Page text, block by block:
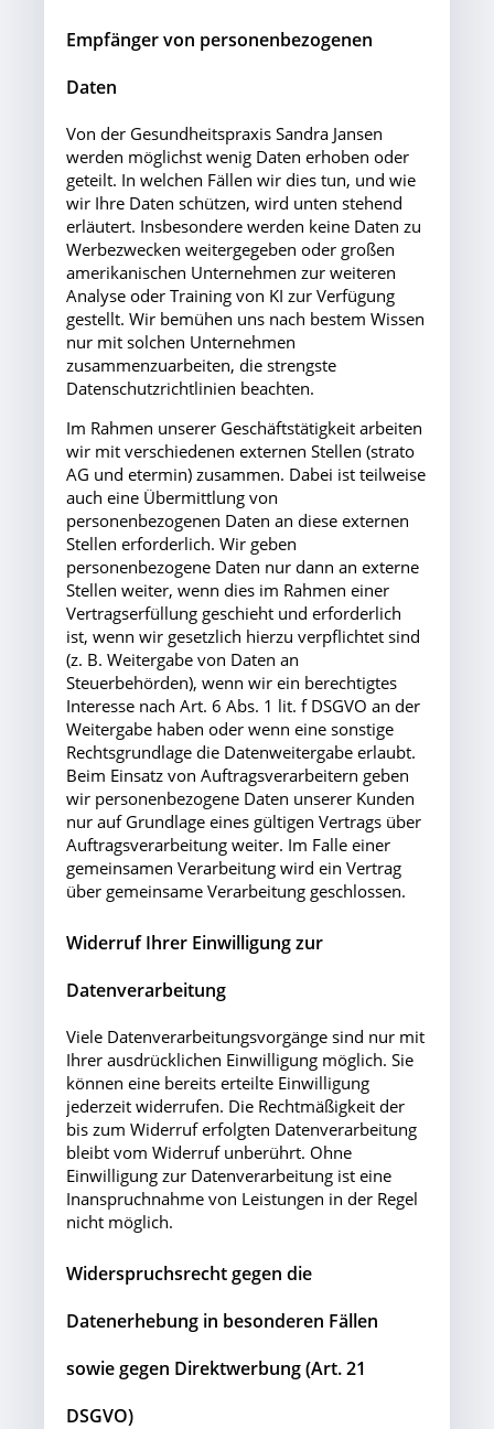
Empfänger von personenbezogenen
Daten
Von der Gesundheitspraxis Sandra Jansen
werden möglichst wenig Daten erhoben oder
geteilt. In welchen Fällen wir dies tun, und wie
wir Ihre Daten schützen, wird unten stehend
erläutert. Insbesondere werden keine Daten zu
Werbezwecken weitergegeben oder großen
amerikanischen Unternehmen zur weiteren
Analyse oder Training von KI zur Verfügung
gestellt. Wir bemühen uns nach bestem Wissen
nur mit solchen Unternehmen
zusammenzuarbeiten, die strengste
Datenschutzrichtlinien beachten.
Im Rahmen unserer Geschäftstätigkeit arbeiten
wir mit verschiedenen externen Stellen (strato
AG und etermin) zusammen. Dabei ist teilweise
auch eine Übermittlung von
personenbezogenen Daten an diese externen
Stellen erforderlich. Wir geben
personenbezogene Daten nur dann an externe
Stellen weiter, wenn dies im Rahmen einer
Vertragserfüllung geschieht und erforderlich
ist, wenn wir gesetzlich hierzu verpflichtet sind
(z. B. Weitergabe von Daten an
Steuerbehörden), wenn wir ein berechtigtes
Interesse nach Art. 6 Abs. 1 lit. f DSGVO an der
Weitergabe haben oder wenn eine sonstige
Rechtsgrundlage die Datenweitergabe erlaubt.
Beim Einsatz von Auftragsverarbeitern geben
wir personenbezogene Daten unserer Kunden
nur auf Grundlage eines gültigen Vertrags über
Auftragsverarbeitung weiter. Im Falle einer
gemeinsamen Verarbeitung wird ein Vertrag
über gemeinsame Verarbeitung geschlossen.
Widerruf Ihrer Einwilligung zur
Datenverarbeitung
Viele Datenverarbeitungsvorgänge sind nur mit
Ihrer ausdrücklichen Einwilligung möglich. Sie
können eine bereits erteilte Einwilligung
jederzeit widerrufen. Die Rechtmäßigkeit der
bis zum Widerruf erfolgten Datenverarbeitung
bleibt vom Widerruf unberührt. Ohne
Einwilligung zur Datenverarbeitung ist eine
Inanspruchnahme von Leistungen in der Regel
nicht möglich.
Widerspruchsrecht gegen die
Datenerhebung in besonderen Fällen
sowie gegen Direktwerbung (Art. 21
DSGVO)